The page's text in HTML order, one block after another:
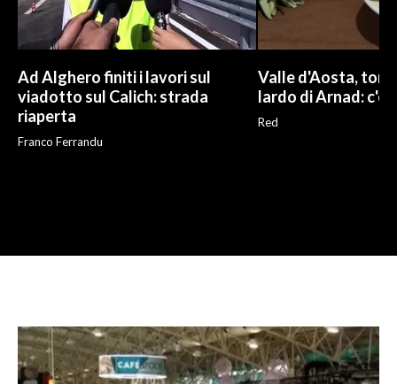
Ad Alghero finiti i lavori sul
viadotto sul Calich: strada
riaperta
Franco Ferrandu
Valle d'Aosta,
lardo di Arnad: c'è
Red